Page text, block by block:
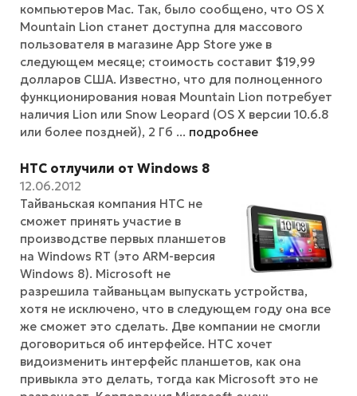
компьютеров Mac. Так, было сообщено, что OS X
Mountain Lion станет доступна для массового
пользователя в магазине App Store уже в
следующем месяце; стоимость составит $19,99
долларов США. Известно, что для полноценного
функционирования новая Mountain Lion потребует
наличия Lion или Snow Leopard (OS X версии 10.6.8
или более поздней), 2 Гб ... подробнее
HTC отлучили от Windows 8
12.06.2012
Тайваньская компания HTC не
сможет принять участие в
производстве первых планшетов
на Windows RT (это ARM-версия
Windows 8). Microsoft не
разрешила тайваньцам выпускать устройства,
хотя не исключено, что в следующем году она все
же сможет это сделать. Две компании не смогли
договориться об интерфейсе. HTC хочет
видоизменить интерфейс планшетов, как она
привыкла это делать, тогда как Microsoft это не